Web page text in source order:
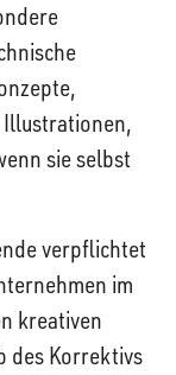
sie selbst
verpflichtet
im
kreativen
des Korrektivs